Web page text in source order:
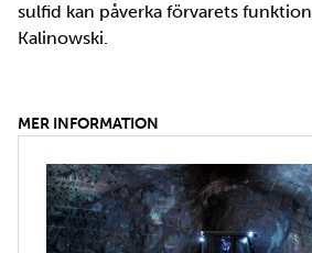
sulfid kan påverka förvarets
Kalinowski.
MER INFORMATION